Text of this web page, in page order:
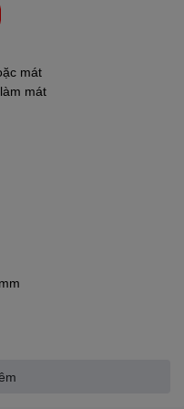
lít, thích hợp cho những
quy mô nhỏ dùng lưu trữ
trong
đông
mát
mát